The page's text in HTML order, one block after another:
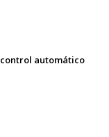
automático